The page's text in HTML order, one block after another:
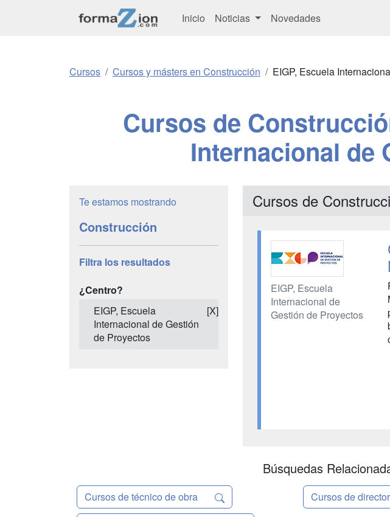
Inicio Noticias Novedades
Cursos Cursos y másters en Construcción EIGP, Escuela
Cursos de
Internacional de
Te estamos mostrando
Construcción
Filtra los resultados
¿Centro?
EIGP, Escuela
Internacional de Gestión
de Proyectos
[X]
Cursos de
EIGP, Escuela
Internacional de
Gestión de Proyectos
Búsquedas
Cursos de técnico de obra Cursos de